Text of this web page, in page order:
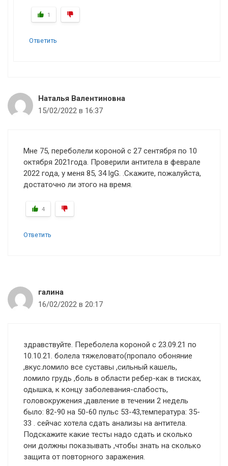
1
Ответить
Наталья Валентиновна
15/02/2022 в 16:37
Мне 75, переболели короной с 27 сентября по 10
октября 2021года. Проверили антитела в феврале
2022 года, у меня 85, 34 lgG. .Скажите, пожалуйста,
достаточно ли этого на время.
4
Ответить
галина
16/02/2022 в 20:17
здравствуйте. Переболела короной с 23.09.21 по
10.10.21. болела тяжеловато(пропало обоняние
,вкус.ломило все суставы ,сильный кашель,
ломило грудь ,боль в области ребер-как в тисках,
одышка, к концу заболевания-слабость,
головокружения ,давление в течении 2 недель
было: 82-90 на 50-60 пульс 53-43,температура: 35-
33 . сейчас хотела сдать анализы на антитела.
Подскажите какие тесты надо сдать и сколько
они должны показывать ,чтобы знать на сколько
защита от повторного заражения.